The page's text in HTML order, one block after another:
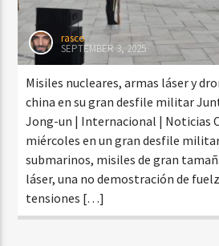
rasco
SEPTEMBER 3, 2025
Misiles nucleares, armas láser y
china en su gran desfile militar
Jong-un | Internacional | Noticias
miércoles en un gran desfile
submarinos, misiles de gran
láser, una no demostración de
tensiones […]